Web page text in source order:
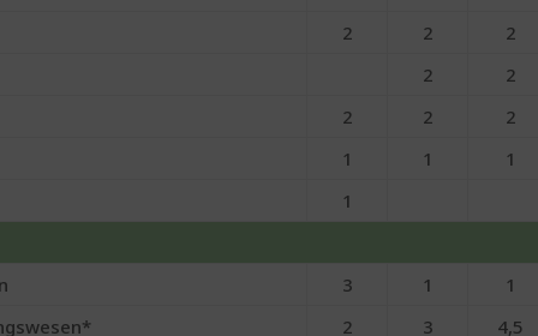
2
2
2
2
2
2
2
2
1
1
1
1
3 1
1
2 3
4,5